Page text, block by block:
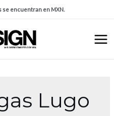
encuentran en MXN.
Lugo